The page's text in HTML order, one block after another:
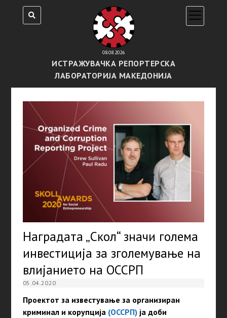
08.08.2026
ИСТРАЖУВАЧКА РЕПОРТЕРСКА
ЛАБОРАТОРИЈА МАКЕДОНИЈА
open
menu
Наградата „Скол“ значи голема
инвестиција за зголемување на
влијанието на ОССРП
05.04.2020
Проектот за известување за организиран
криминал и корупција (ОССРП)ја доби